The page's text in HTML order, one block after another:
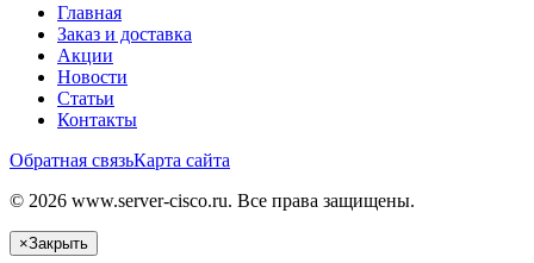
Главная
Заказ и доставка
Акции
Новости
Статьи
Контакты
Обратная связьКарта сайта
© 2026 www.server-cisco.ru. Все права защищены.
×Закрыть